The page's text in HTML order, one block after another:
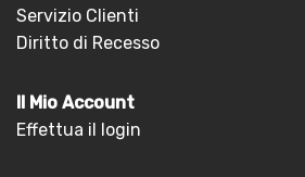
Servizio Clienti
Diritto di Recesso
Il Mio Account
Effettua il login